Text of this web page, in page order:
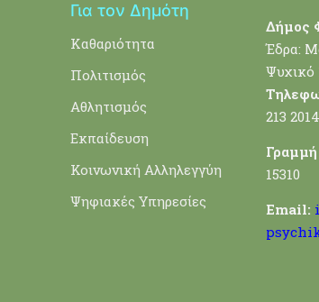
Για τον Δημότη
Καθαριότητα
Πολιτισμός
Αθλητισμός
Εκπαίδευση
Κοινωνική Αλληλεγγύη
Ψηφιακές Υπηρεσίες
Δήμος
Έδρα:
Ψυχικό
213
15310
Email: